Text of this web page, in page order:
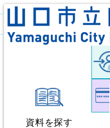
背景
資料を探す